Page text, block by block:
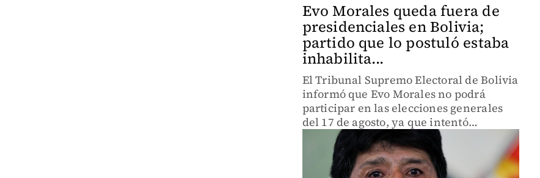
Evo Morales queda fuera de
presidenciales en Bolivia;
partido que lo postuló estaba
inhabilita...
El Tribunal Supremo Electoral de Bolivia
informó que Evo Morales no podrá
participar en las elecciones generales
del 17 de agosto, ya que intentó
postularse a través del Partido de Acción
Nacional Boliviano (Pan-Bol), el cual fue
inhabilitado recient